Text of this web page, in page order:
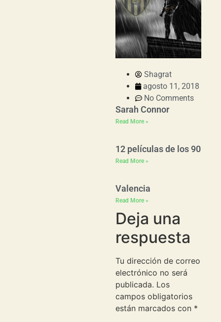
Shagrat
agosto 11, 2018
No Comments
Sarah Connor
Read More »
12 películas de los 90
Read More »
Valencia
Read More »
Deja una
respuesta
Tu dirección de correo
electrónico no será
publicada. Los
campos obligatorios
están marcados con *